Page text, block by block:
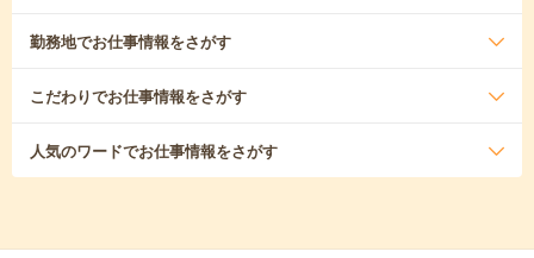
勤務地でお仕事情報をさがす
こだわりでお仕事情報をさがす
人気のワードでお仕事情報をさがす